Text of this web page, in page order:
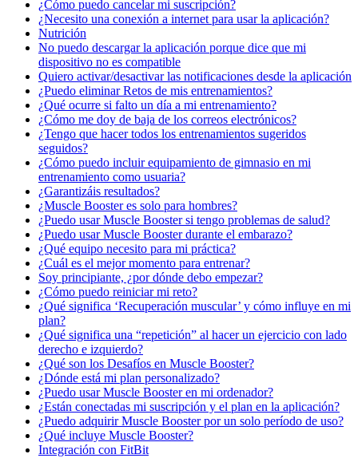
¿Cómo puedo cancelar mi suscripción?
¿Necesito una conexión a internet para usar la aplicación?
Nutrición
No puedo descargar la aplicación porque dice que mi
dispositivo no es compatible
Quiero activar/desactivar las notificaciones desde la aplicación
¿Puedo eliminar Retos de mis entrenamientos?
¿Qué ocurre si falto un día a mi entrenamiento?
¿Cómo me doy de baja de los correos electrónicos?
¿Tengo que hacer todos los entrenamientos sugeridos
seguidos?
¿Cómo puedo incluir equipamiento de gimnasio en mi
entrenamiento como usuaria?
¿Garantizáis resultados?
¿Muscle Booster es solo para hombres?
¿Puedo usar Muscle Booster si tengo problemas de salud?
¿Puedo usar Muscle Booster durante el embarazo?
¿Qué equipo necesito para mi práctica?
¿Cuál es el mejor momento para entrenar?
Soy principiante, ¿por dónde debo empezar?
¿Cómo puedo reiniciar mi reto?
¿Qué significa ‘Recuperación muscular’ y cómo influye en mi
plan?
¿Qué significa una “repetición” al hacer un ejercicio con lado
derecho e izquierdo?
¿Qué son los Desafíos en Muscle Booster?
¿Dónde está mi plan personalizado?
¿Puedo usar Muscle Booster en mi ordenador?
¿Están conectadas mi suscripción y el plan en la aplicación?
¿Puedo adquirir Muscle Booster por un solo período de uso?
¿Qué incluye Muscle Booster?
Integración con FitBit